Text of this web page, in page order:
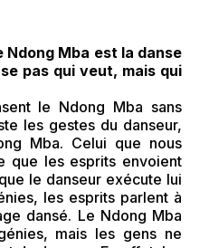
Ndong Mba est la danse
pas qui veut, mais qui
le Ndong Mba sans
les gestes du danseur,
Mba. Celui que nous
que les esprits envoient
le danseur exécute lui
les esprits parlent à
dansé. Le Ndong Mba
mais les gens ne